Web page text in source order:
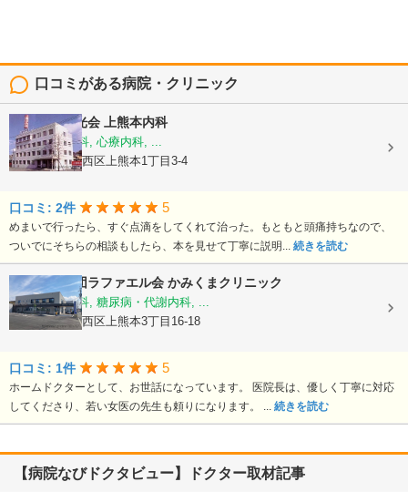
口コミがある病院・クリニック
医療法人陽光会 上熊本内科
内科, 神経内科, 心療内科, ...
熊本県熊本市西区上熊本1丁目3-4
口コミ: 2件 5
めまいで行ったら、すぐ点滴をしてくれて治った。もともと頭痛持ちなので、
ついでにそちらの相談もしたら、本を見せて丁寧に説明... 続きを読む
医療法人社団ラファエル会 かみくまクリニック
整形外科, 内科, 糖尿病・代謝内科, ...
熊本県熊本市西区上熊本3丁目16-18
口コミ: 1件 5
ホームドクターとして、お世話になっています。 医院長は、優しく丁寧に対応
してくださり、若い女医の先生も頼りになります。 ... 続きを読む
【病院なびドクタビュー】ドクター取材記事